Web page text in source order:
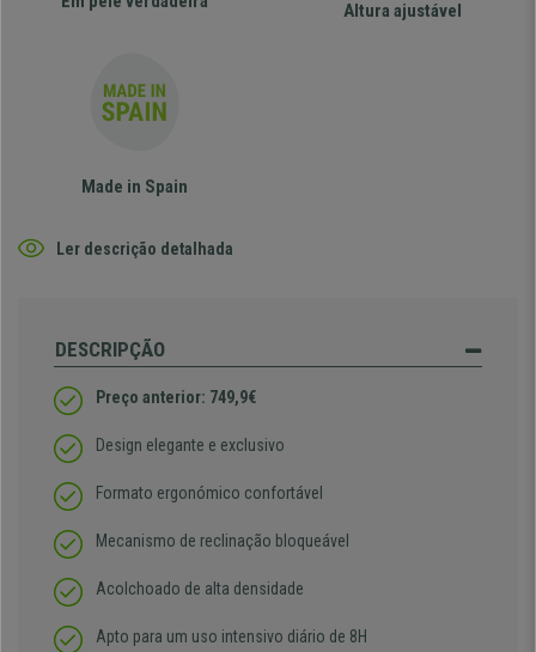
Altura ajustável
Made in Spain
Ler descrição detalhada
DESCRIPÇÃO
Preço anterior: 749,9€
Design elegante e exclusivo
Formato ergonómico confortável
Mecanismo de reclinação bloqueável
Acolchoado de alta densidade
Apto para um uso intensivo diário de 8H